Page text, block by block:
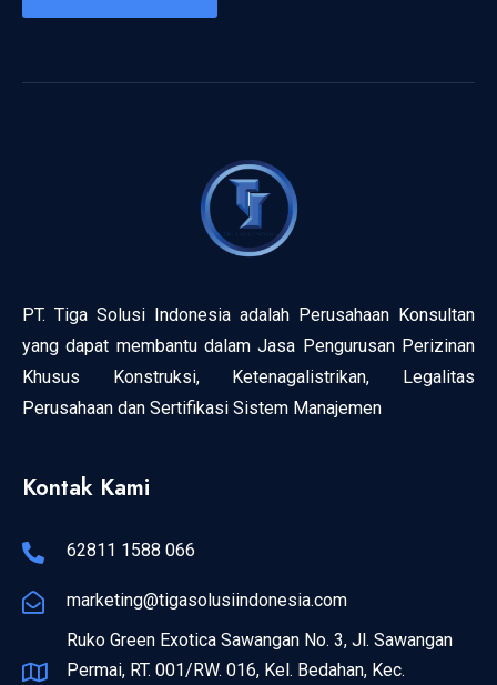
PT. Tiga Solusi Indonesia adalah Perusahaan Konsultan
yang dapat membantu dalam Jasa Pengurusan Perizinan
Khusus Konstruksi, Ketenagalistrikan, Legalitas
Perusahaan dan Sertifikasi Sistem Manajemen
Kontak Kami
62811 1588 066
marketing@tigasolusiindonesia.com
Ruko Green Exotica Sawangan No. 3, Jl. Sawangan
Permai, RT. 001/RW. 016, Kel. Bedahan, Kec.